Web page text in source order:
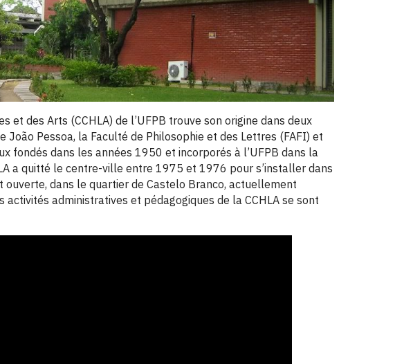
et des Arts (CCHLA) de l’UFPB trouve son origine dans deux
João Pessoa, la Faculté de Philosophie et des Lettres (FAFI) et
fondés dans les années 1950 et incorporés à l’UFPB dans la
a quitté le centre-ville entre 1975 et 1976 pour s’installer dans
ouverte, dans le quartier de Castelo Branco, actuellement
activités administratives et pédagogiques de la CCHLA se sont